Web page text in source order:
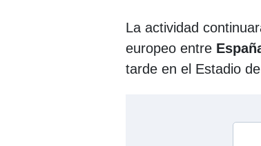
La actividad
europeo entre
tarde en el Estadio